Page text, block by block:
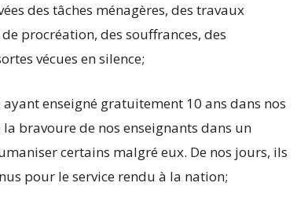
des tâches ménagères, des travaux
procréation, des souffrances, des
vécues en silence;
enseigné gratuitement 10 ans dans nos
bravoure de nos enseignants dans un
certains malgré eux. De nos jours, ils
pour le service rendu à la nation;